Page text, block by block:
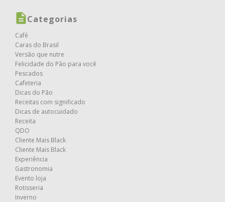
Categorias
Café
Caras do Brasil
Versão que nutre
Felicidade do Pão para você
Pescados
Cafeteria
Dicas do Pão
Receitas com significado
Dicas de autocuidado
Receita
QDO
Cliente Mais Black
Cliente Mais Black
Experiência
Gastronomia
Evento loja
Rotisseria
Inverno